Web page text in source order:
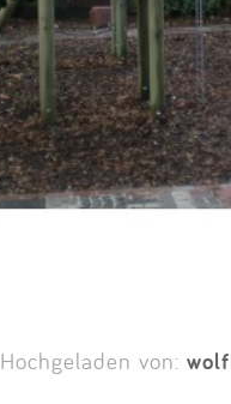
Hochgeladen von: